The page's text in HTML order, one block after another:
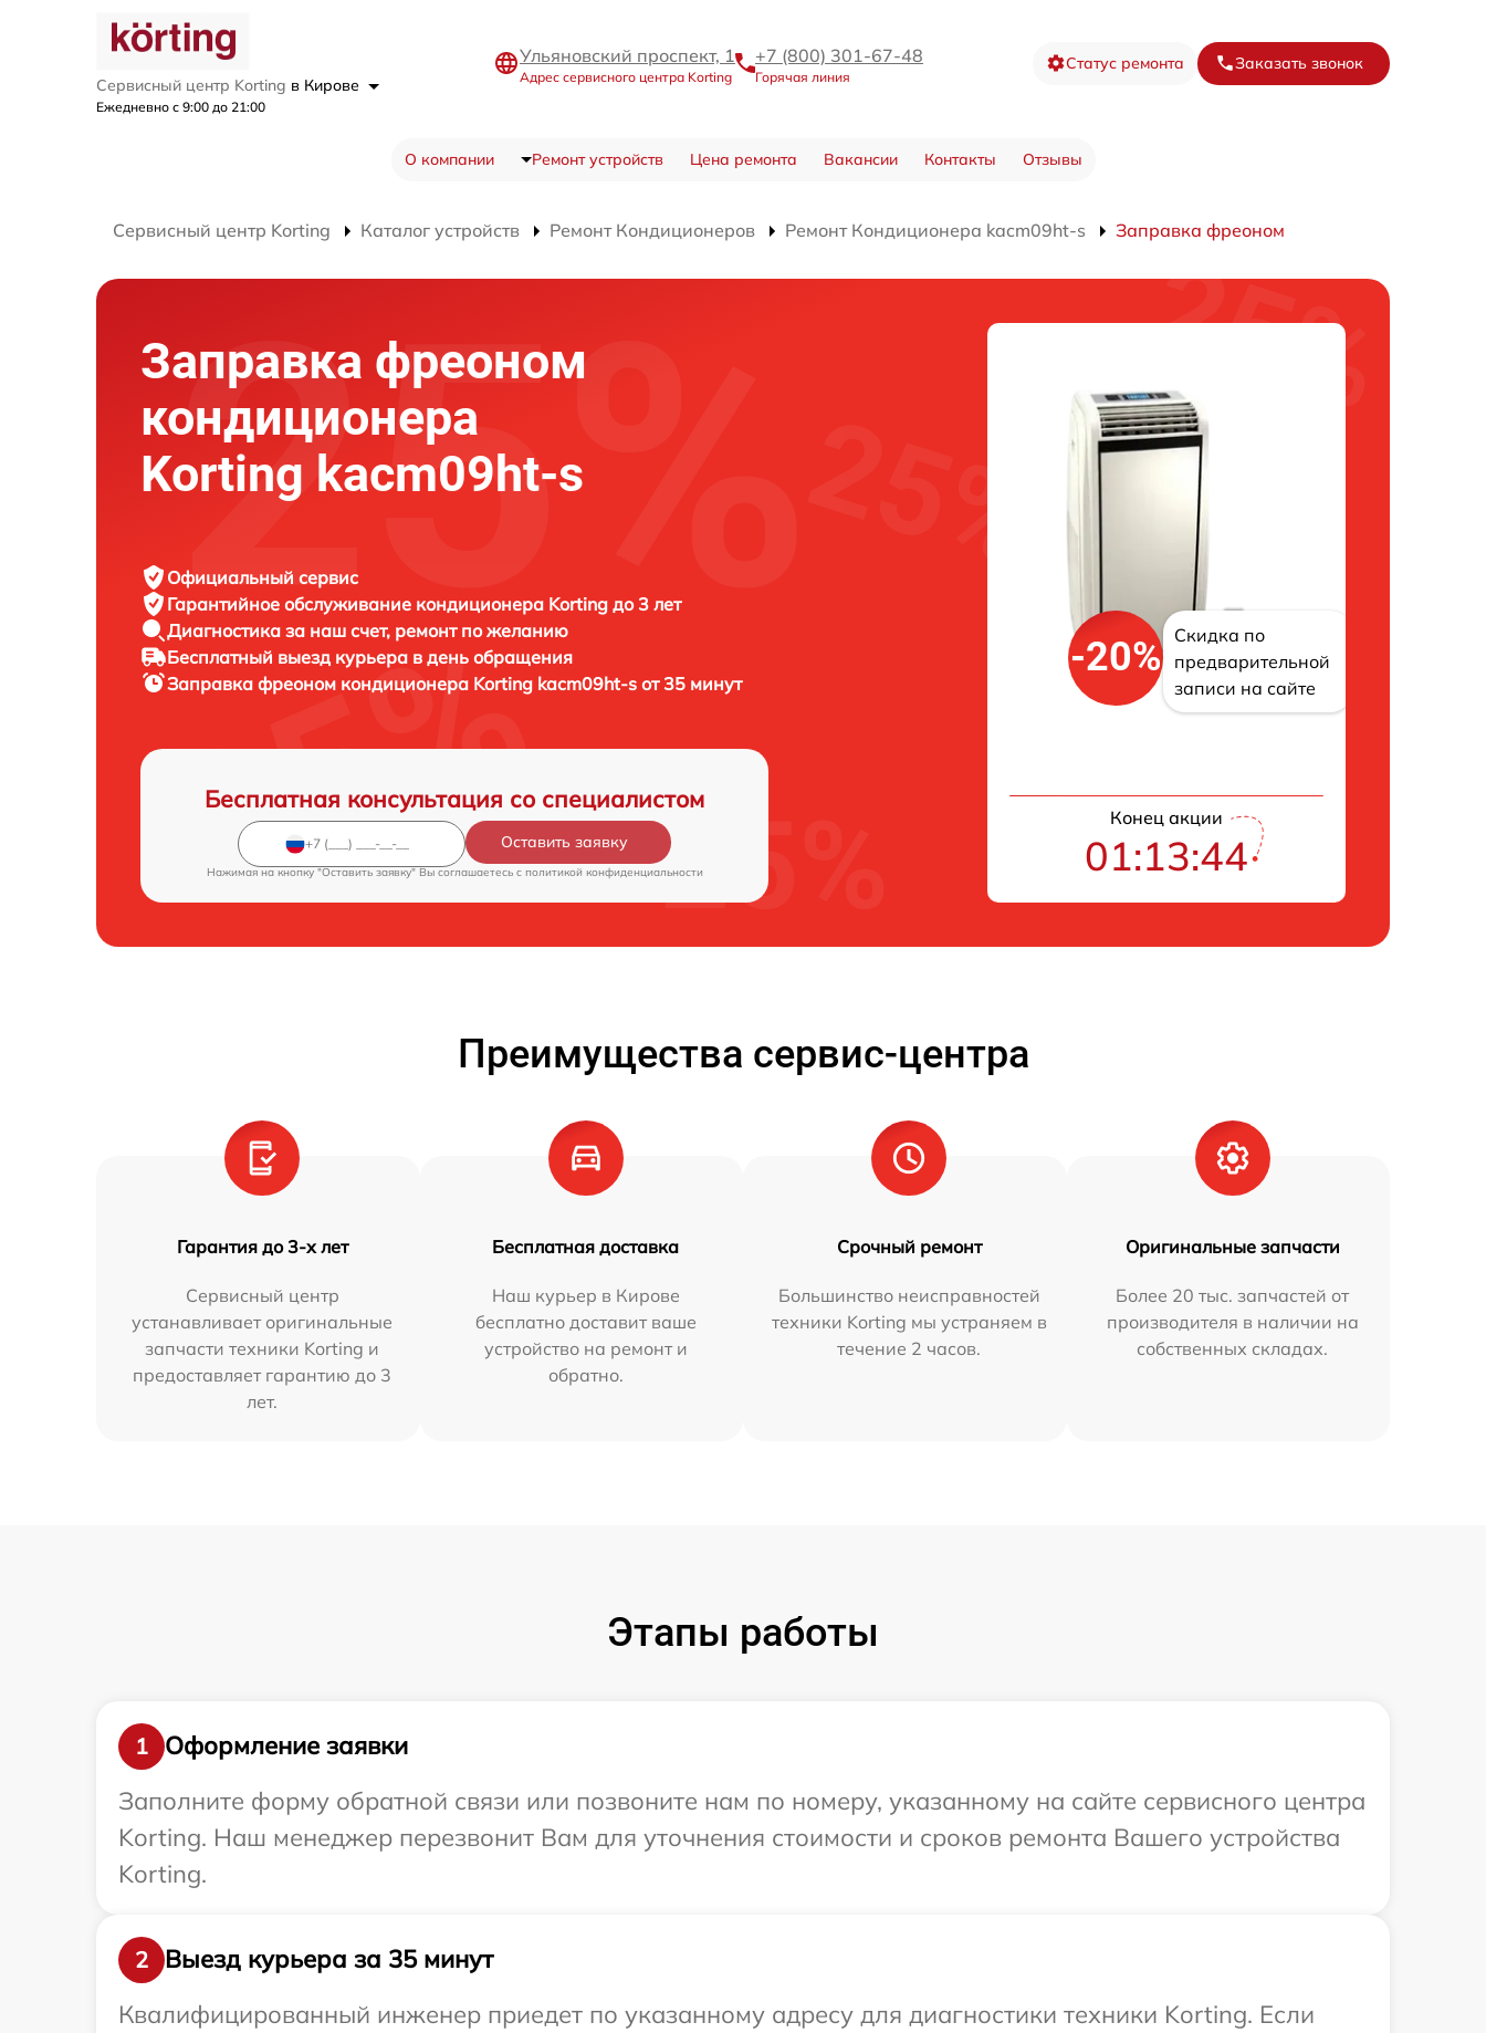
Сервисный центр Korting в Кирове
Ежедневно с 9:00 до 21:00
Ульяновский проспект, 1
Адрес сервисного центра Korting
+7 (800) 301-67-48
Горячая линия
Статус ремонта Заказать звонок
О компании Ремонт устройств Цена ремонта Вакансии Контакты Отзывы
Сервисный центр Korting Каталог устройств Ремонт Кондиционеров Ремонт Кондиционера kacm09ht-s Заправка фреоном
Заправка фреоном
кондиционера
Korting kacm09ht-s
Официальный сервис
Гарантийное обслуживание кондиционера Korting до 3 лет
Диагностика за наш счет, ремонт по желанию
Бесплатный выезд курьера в день обращения
Заправка фреоном кондиционера Korting kacm09ht-s от 35 минут
Бесплатная консультация со специалистом
Оставить заявку
Нажимая на кнопку "Оставить заявку" Вы соглашаетесь c политикой конфиденциальности
-20%
Скидка по
предварительной
записи на сайте
Конец акции
01:13:43
Преимущества сервис-центра
Гарантия до 3-х лет
Сервисный центр
устанавливает оригинальные
запчасти техники Korting и
предоставляет гарантию до 3
лет.
Бесплатная доставка
Наш курьер в Кирове
бесплатно доставит ваше
устройство на ремонт и
обратно.
Срочный ремонт
Большинство неисправностей
техники Korting мы устраняем в
течение 2 часов.
Оригинальные запчасти
Более 20 тыс. запчастей от
производителя в наличии на
собственных складах.
Этапы работы
1
Оформление заявки
Заполните форму обратной связи или позвоните нам по номеру, указанному на сайте сервисного центра
Korting. Наш менеджер перезвонит Вам для уточнения стоимости и сроков ремонта Вашего устройства
Korting.
2
Выезд курьера за 35 минут
Квалифицированный инженер приедет по указанному адресу для диагностики техники Korting. Если